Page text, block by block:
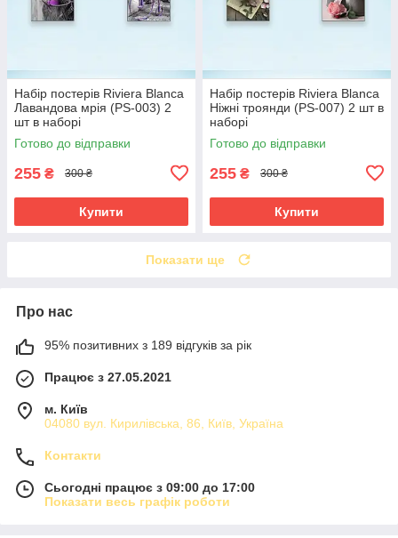
Набір постерів Riviera Blanca
Лавандова мрія (PS-003) 2
шт в наборі
Готово до відправки
255 ₴ 300 ₴
Купити
Набір постерів Riviera Blanca
Ніжні троянди (PS-007) 2 шт в
наборі
Готово до відправки
255 ₴ 300 ₴
Купити
Показати ще
Про нас
95% позитивних з 189 відгуків за рік
Працює з 27.05.2021
м. Київ
04080 вул. Кирилівська, 86, Київ, Україна
Контакти
Сьогодні працює з 09:00 до 17:00
Показати весь графік роботи